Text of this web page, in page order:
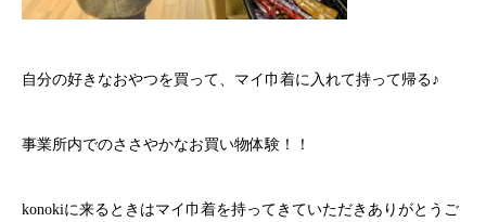
自分の好きなおやつを買って、マイ巾着に入れて持って帰る♪
事業所内でのささやかなお買い物体験！！
konokiに来るときはマイ巾着を持ってきていただきありがとうご